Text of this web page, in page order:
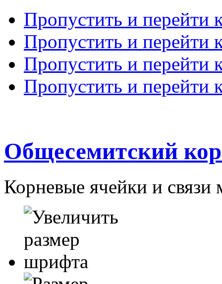
Пропустить и перейти
Пропустить и перейти
Пропустить и перейти
Пропустить и перейти
Общесемитский
Корневые ячейки и